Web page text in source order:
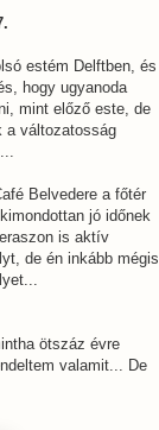
estém Delftben, és
hogy ugyanoda
mint előző este, de
a változatosság
Belvedere a főtér
jó időnek
is aktív
de én inkább mégis
ötszáz évre
valamit... De